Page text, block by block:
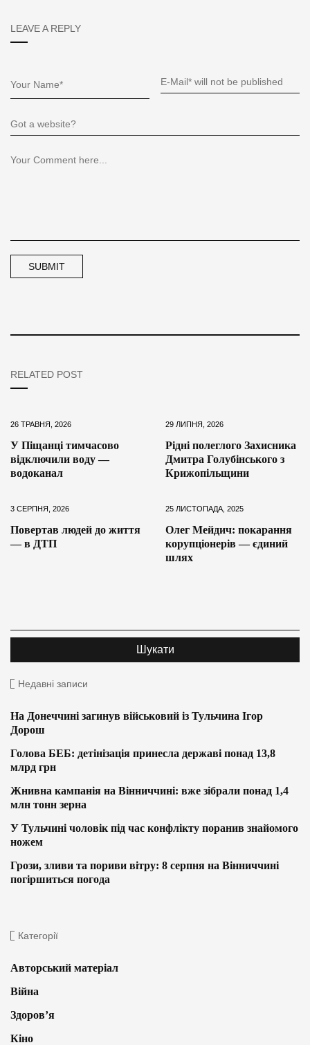
LEAVE A REPLY
RELATED POST
26 ТРАВНЯ, 2026
У Піщанці тимчасово
відключили воду —
водоканал
29 ЛИПНЯ, 2026
Рідні полеглого Захисника
Дмитра Голубінського з
Крижопільщини
3 СЕРПНЯ, 2026
Повертав людей до життя
— в ДТП
25 ЛИСТОПАДА, 2025
Олег Мейдич: покарання
корупціонерів — єдиний
шлях
Недавні записи
На Донеччині загинув військовий із Тульчина Ігор
Дорош
Голова БЕБ: детінізація принесла державі понад 13,8
млрд грн
Жнивна кампанія на Вінниччині: вже зібрали понад 1,4
млн тонн зерна
У Тульчині чоловік під час конфлікту поранив знайомого
ножем
Грози, зливи та пориви вітру: 8 серпня на Вінниччині
погіршиться погода
Категорії
Авторський матеріал
Війна
Здоров’я
Кіно